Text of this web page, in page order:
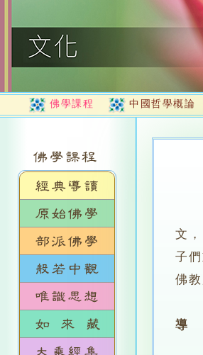
佛學課程 中國哲學概論
文
子
佛
導